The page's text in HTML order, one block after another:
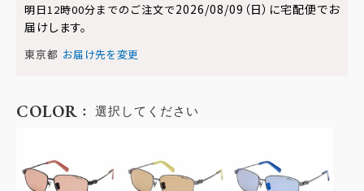
明日12時00分までのご注文で2026/08/09（日） に宅配便でお
届けします。
東京都 お届け先を変更
COLOR 選択してください